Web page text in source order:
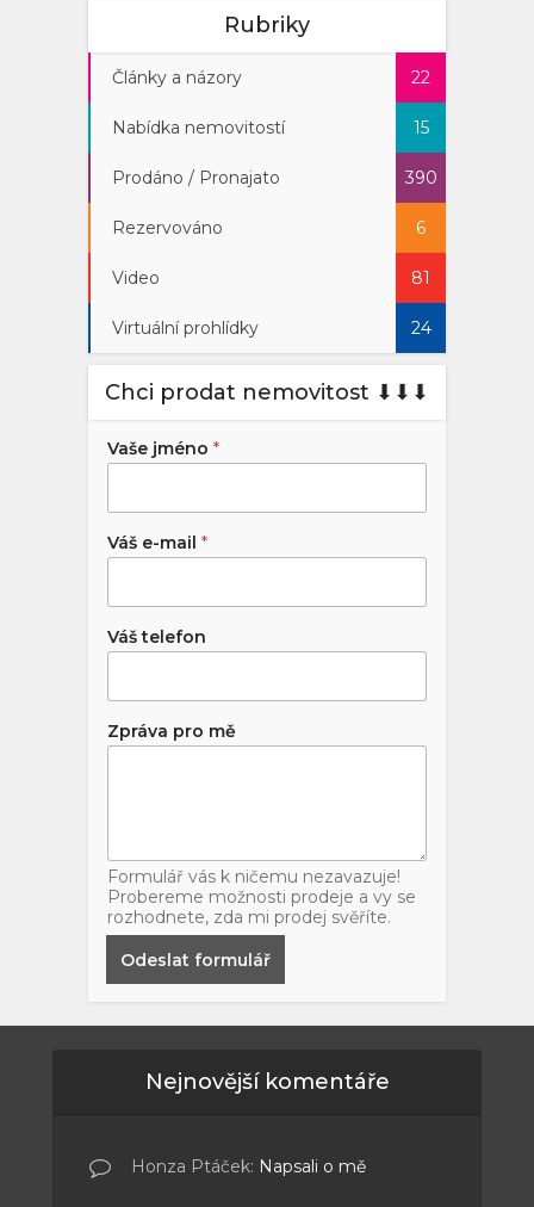
Rubriky
Články a názory 22
Nabídka nemovitostí 15
Prodáno / Pronajato 390
Rezervováno 6
Video 81
Virtuální prohlídky 24
Chci prodat nemovitost ⬇︎⬇︎⬇︎
Vaše jméno *
Váš e-mail *
Váš telefon
Zpráva pro mě
Formulář vás k ničemu nezavazuje!
Probereme možnosti prodeje a vy se
rozhodnete, zda mi prodej svěříte.
Odeslat formulář
Nejnovější komentáře
Honza Ptáček: Napsali o mě